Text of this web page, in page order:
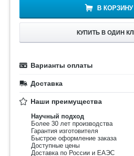
В КОРЗИНУ
КУПИТЬ В ОДИН
Варианты оплаты
Доставка
Наши преимущества
Научный подход
Более 30 лет производства
Гарантия изготовителя
Быстрое оформление заказа
Доступные цены
Доставка по России и ЕАЭС